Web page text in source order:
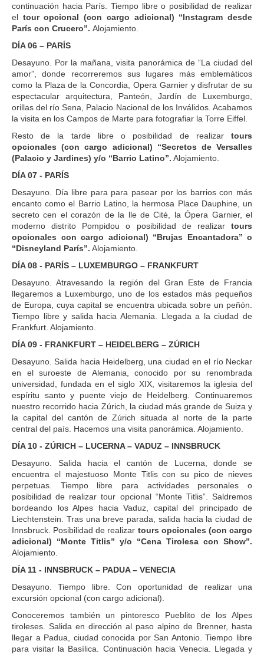
continuación hacia París. Tiempo libre o posibilidad de realizar
el tour opcional (con cargo adicional) “Instagram desde
París con Crucero”. Alojamiento.
DÍA 06 – PARÍS
Desayuno. Por la mañana, visita panorámica de “La ciudad del
amor”, donde recorreremos sus lugares más emblemáticos
como la Plaza de la Concordia, Opera Garnier y disfrutar de su
espectacular arquitectura, Panteón, Jardín de Luxemburgo,
orillas del río Sena, Palacio Nacional de los Inválidos. Acabamos
la visita en los Campos de Marte para fotografiar la Torre Eiffel.
Resto de la tarde libre o posibilidad de realizartours
opcionales (con cargo adicional) “Secretos de Versalles
(Palacio y Jardines) y/o “Barrio Latino”. Alojamiento.
DÍA 07 - PARÍS
Desayuno. Día libre para para pasear por los barrios con más
encanto como el Barrio Latino, la hermosa Place Dauphine, un
secreto cen el corazón de la lle de Cité, la Ópera Garnier, el
moderno distrito Pompidou o posibilidad de realizar tours
opcionales con cargo adicional) “Brujas Encantadora” o
“Disneyland París”. Alojamiento.
DÍA 08 - PARÍS – LUXEMBURGO – FRANKFURT
Desayuno. Atravesando la región del Gran Este de Francia
llegaremos a Luxemburgo, uno de los estados más pequeños
de Europa, cuya capital se encuentra ubicada sobre un peñón.
Tiempo libre y salida hacia Alemania. Llegada a la ciudad de
Frankfurt. Alojamiento.
DÍA 09 - FRANKFURT – HEIDELBERG – ZÚRICH
Desayuno. Salida hacia Heidelberg, una ciudad en el río Neckar
en el suroeste de Alemania, conocido por su renombrada
universidad, fundada en el siglo XIX, visitaremos la iglesia del
espíritu santo y puente viejo de Heidelberg. Continuaremos
nuestro recorrido hacia Zúrich, la ciudad más grande de Suiza y
la capital del cantón de Zúrich situada al norte de la parte
central del país. Hacemos una visita panorámica. Alojamiento.
DÍA 10 - ZÚRICH – LUCERNA – VADUZ – INNSBRUCK
Desayuno. Salida hacia el cantón de Lucerna, donde se
encuentra el majestuoso Monte Titlis con su pico de nieves
perpetuas. Tiempo libre para actividades personales o
posibilidad de realizar tour opcional “Monte Titlis”. Saldremos
bordeando los Alpes hacia Vaduz, capital del principado de
Liechtenstein. Tras una breve parada, salida hacia la ciudad de
Innsbruck. Posibilidad de realizar tours opcionales (con cargo
adicional) “Monte Titlis” y/o “Cena Tirolesa con Show”.
Alojamiento.
DÍA 11 - INNSBRUCK – PADUA – VENECIA
Desayuno. Tiempo libre. Con oportunidad de realizar una
excursión opcional (con cargo adicional).
Conoceremos también un pintoresco Pueblito de los Alpes
tiroleses. Salida en dirección al paso alpino de Brenner, hasta
llegar a Padua, ciudad conocida por San Antonio. Tiempo libre
para visitar la Basílica. Continuación hacia Venecia. Llegada y